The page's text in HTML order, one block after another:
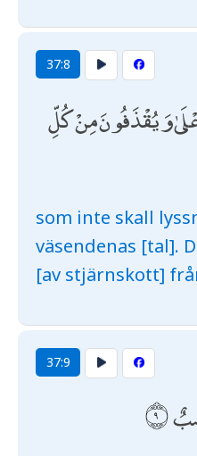
37:8
وَيُقْذَفُونَ مِنْ كُلِّ
som inte skall
väsendenas [tal].
[av stjärnskott]
37:9